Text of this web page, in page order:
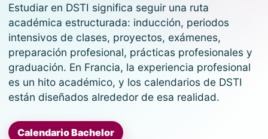
Estudiar en DSTI significa seguir una ruta
académica estructurada: inducción, periodos
intensivos de clases, proyectos, exámenes,
preparación profesional, prácticas profesionales y
graduación. En Francia, la experiencia profesional
es un hito académico, y los calendarios de DSTI
están diseñados alrededor de esa realidad.
Calendario Bachelor